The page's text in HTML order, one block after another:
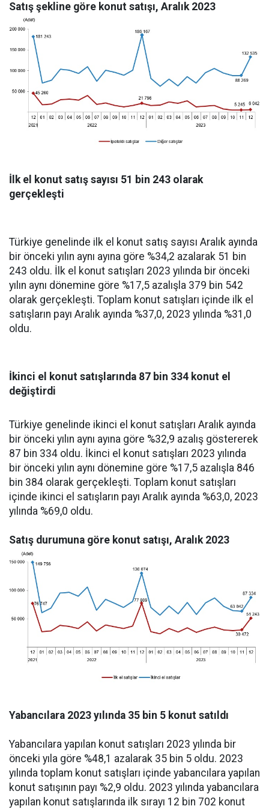
Satış şekline göre konut satışı, Aralık 2023
İlk el konut satış sayısı 51 bin 243 olarak
gerçekleşti
Türkiye genelinde ilk el konut satış sayısı Aralık ayında
bir önceki yılın aynı ayına göre %34,2 azalarak 51 bin
243 oldu. İlk el konut satışları 2023 yılında bir önceki
yılın aynı dönemine göre %17,5 azalışla 379 bin 542
olarak gerçekleşti. Toplam konut satışları içinde ilk el
satışların payı Aralık ayında %37,0, 2023 yılında %31,0
oldu.
İkinci el konut satışlarında 87 bin 334 konut el
değiştirdi
Türkiye genelinde ikinci el konut satışları Aralık ayında
bir önceki yılın aynı ayına göre %32,9 azalış göstererek
87 bin 334 oldu. İkinci el konut satışları 2023 yılında
bir önceki yılın aynı dönemine göre %17,5 azalışla 846
bin 384 olarak gerçekleşti. Toplam konut satışları
içinde ikinci el satışların payı Aralık ayında %63,0, 2023
yılında %69,0 oldu.
Satış durumuna göre konut satışı, Aralık 2023
Yabancılara 2023 yılında 35 bin 5 konut satıldı
Yabancılara yapılan konut satışları 2023 yılında bir
önceki yıla göre %48,1 azalarak 35 bin 5 oldu. 2023
yılında toplam konut satışları içinde yabancılara yapılan
konut satışının payı %2,9 oldu. 2023 yılında yabancılara
yapılan konut satışlarında ilk sırayı 12 bin 702 konut